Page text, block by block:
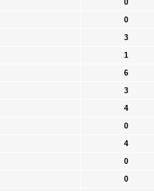
0
0
3
1
6
3
4
0
4
0
0